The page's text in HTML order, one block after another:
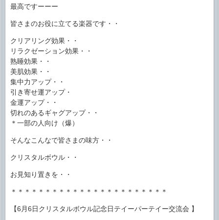
最高ですーーー
皆さまのお役に立てる楽器です・・
クリアリング効果・・
リラクゼーション効果・・
熟睡効果・・
美肌効果・・
集中力アップ・・
引き寄せ運アップ・
金運アップ・・
切れのあるギャグアップ・・
＊一部の人向け（爆）
そんなこんなで皆さまの味方・・
クリスタルボウル・・
お見知り置きを・・
＊＊＊＊＊＊＊＊＊＊＊＊＊＊＊＊＊＊＊＊＊＊＊
【6月6日クリスタルボウル記念日テイーパーテイー交流会 】